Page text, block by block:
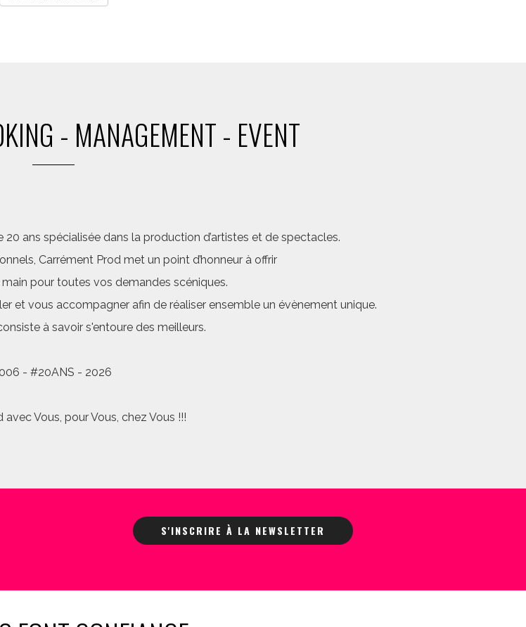
- MANAGEMENT - EVENT
ans spécialisée dans la production d’artistes et de spectacles.
Carrément Prod met un point d’honneur à offrir
pour toutes vos demandes scéniques.
et vous accompagner afin de réaliser ensemble un évènement unique.
à savoir s'entoure des meilleurs.
- #20ANS - 2026
avec Vous, pour Vous, chez Vous !!!
S'INSCRIRE À LA NEWSLETTER